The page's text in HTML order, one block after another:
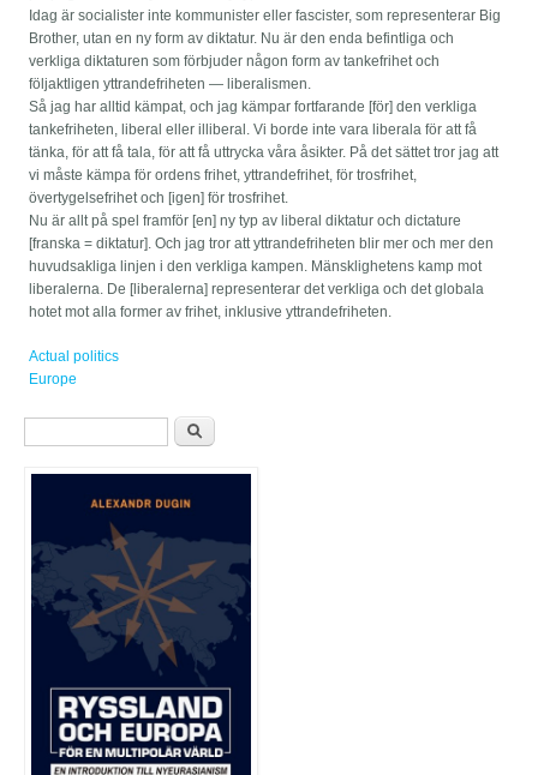
Idag är socialister inte kommunister eller fascister, som representerar Big
Brother, utan en ny form av diktatur. Nu är den enda befintliga och
verkliga diktaturen som förbjuder någon form av tankefrihet och
följaktligen yttrandefriheten — liberalismen.
Så jag har alltid kämpat, och jag kämpar fortfarande [för] den verkliga
tankefriheten, liberal eller illiberal. Vi borde inte vara liberala för att få
tänka, för att få tala, för att få uttrycka våra åsikter. På det sättet tror jag att
vi måste kämpa för ordens frihet, yttrandefrihet, för trosfrihet,
övertygelsefrihet och [igen] för trosfrihet.
Nu är allt på spel framför [en] ny typ av liberal diktatur och dictature
[franska = diktatur]. Och jag tror att yttrandefriheten blir mer och mer den
huvudsakliga linjen i den verkliga kampen. Mänsklighetens kamp mot
liberalerna. De [liberalerna] representerar det verkliga och det globala
hotet mot alla former av frihet, inklusive yttrandefriheten.
Actual politics
Europe
Sökformulär Sök